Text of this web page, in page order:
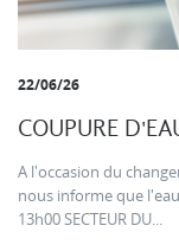
22/06/26
COUPURE
A l'occasion du
nous informe que
13h00 SECTEUR DU...